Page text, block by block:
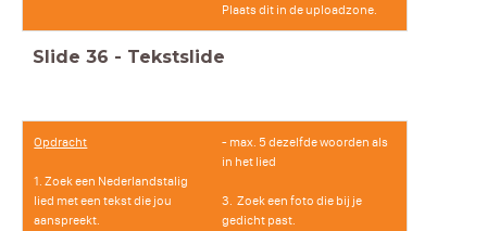
Plaats dit in de uploadzone.
Slide 36 - Tekstslide
Opdracht
1. Zoek een Nederlandstalig
lied met een tekst die jou
aanspreekt.
- max. 5 dezelfde woorden als
in het lied
3. Zoek een foto die bij je
gedicht past.